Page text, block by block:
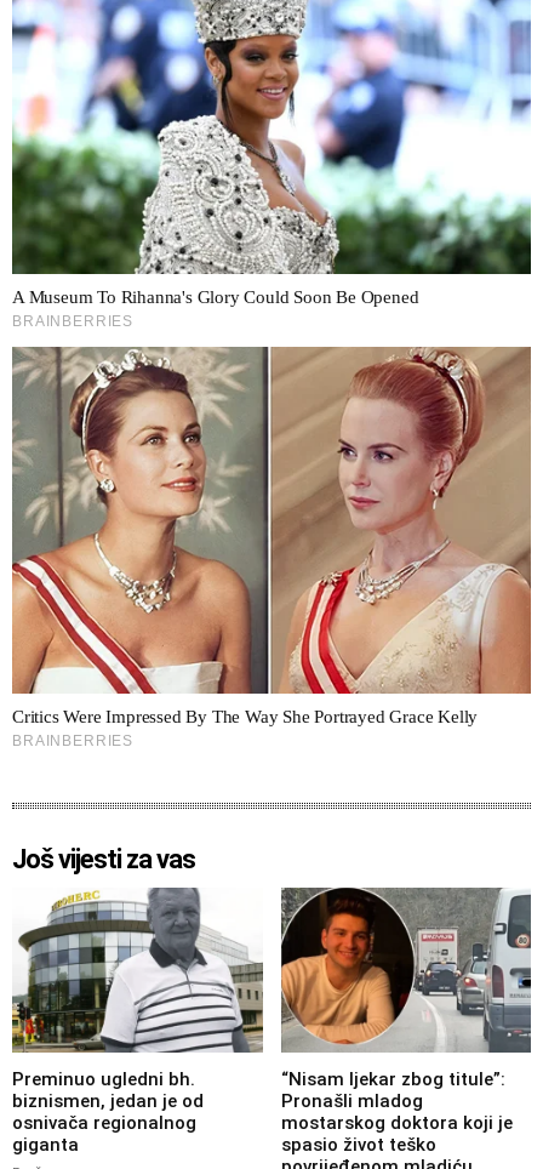
Još vijesti za vas
Preminuo ugledni bh.
biznismen, jedan je od
osnivača regionalnog
giganta
“Nisam ljekar zbog titule”:
Pronašli mladog
mostarskog doktora koji je
spasio život teško